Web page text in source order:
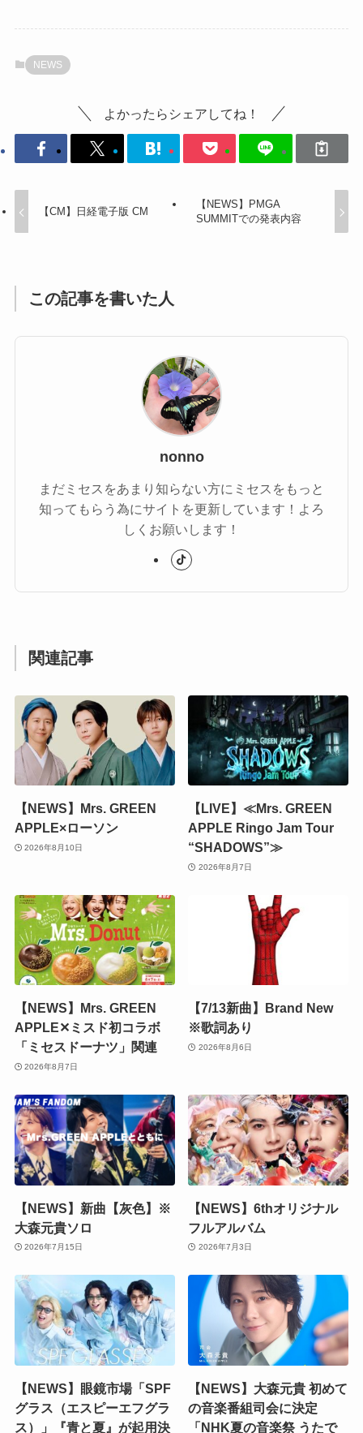
NEWS
よかったらシェアしてね！
【CM】日経電子版 CM
【NEWS】PMGA
SUMMITでの発表内容
この記事を書いた人
nonno
まだミセスをあまり知らない方にミセスをもっと
知ってもらう為にサイトを更新しています！よろ
しくお願いします！
関連記事
【NEWS】Mrs. GREEN
APPLE×ローソン
2026年8月10日
【LIVE】≪Mrs. GREEN
APPLE Ringo Jam Tour
“SHADOWS”≫
2026年8月7日
【NEWS】Mrs. GREEN
APPLE✕ミスド初コラボ
「ミセスドーナツ」関連
2026年8月7日
【7/13新曲】Brand New
※歌詞あり
2026年8月6日
【NEWS】新曲【灰色】※
大森元貴ソロ
2026年7月15日
【NEWS】6thオリジナル
フルアルバム
2026年7月3日
【NEWS】眼鏡市場「SPF
グラス（エスピーエフグラ
ス）」『青と夏』が起用決
【NEWS】大森元貴 初めて
の音楽番組司会に決定
「NHK夏の音楽祭 うたで